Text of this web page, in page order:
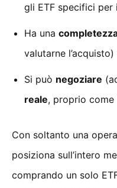
gli ETF specifici
Ha una
valutarne
Si può negoziare
reale, proprio come
Con soltanto una
posiziona sull’intero
comprando un solo